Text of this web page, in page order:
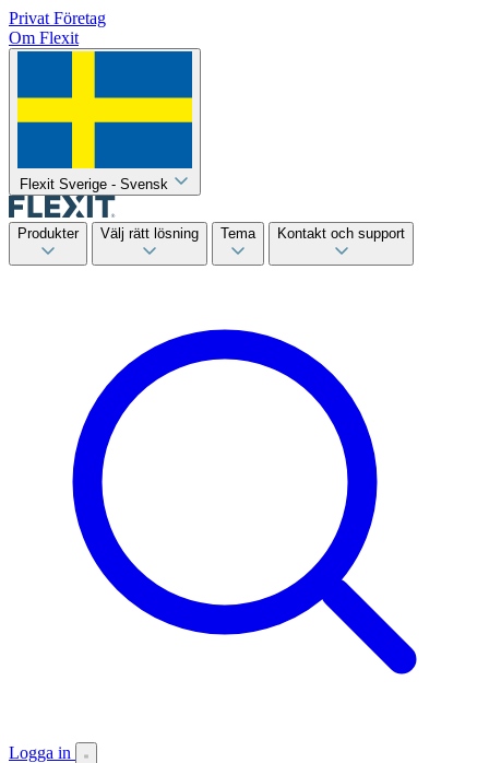
Privat Företag
Om Flexit
Flexit Sverige - Svensk
Produkter Välj rätt lösning Tema Kontakt och support
Logga in